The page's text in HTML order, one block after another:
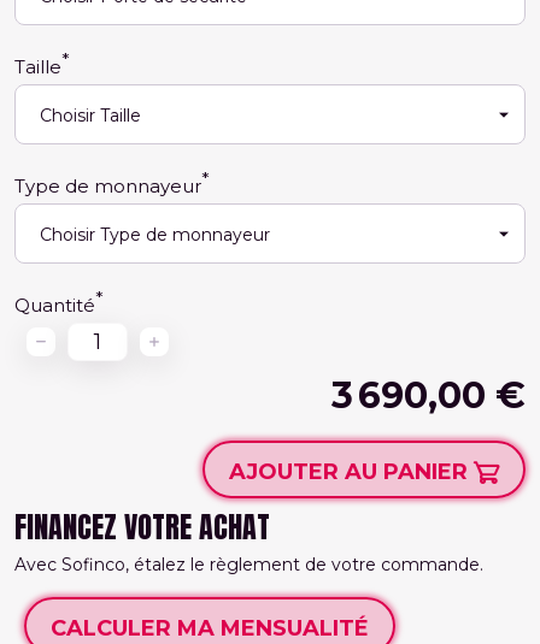
Taille
Type de monnayeur
Quantité
3 690,00 €
AJOUTER AU PANIER
FINANCEZ VOTRE ACHAT
Avec Sofinco, étalez le règlement de votre commande.
CALCULER MA MENSUALITÉ